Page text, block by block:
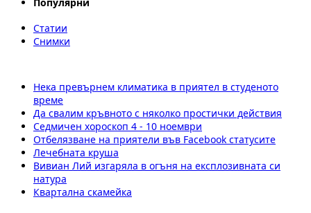
Статии
Снимки
Нека превърнем климатика в приятел в студеното
време
Да свалим кръвното с няколко простички действия
Седмичен хороскоп 4 - 10 ноември
Отбелязване на приятели във Facebоok статусите
Лечебната круша
Вивиан Лий изгаряла в огъня на експлозивната си
натура
Квартална скамейка